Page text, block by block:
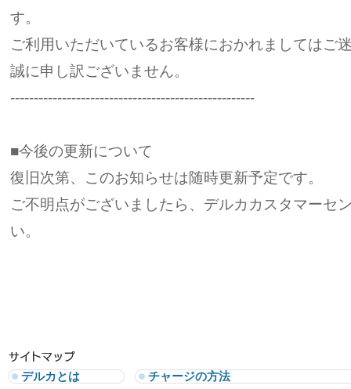
す。
ご利用いただいているお客様におかれましてはご
誠に申し訳ございません。
----------------------------------------------------
■今後の更新について
復旧次第、このお知らせは随時更新予定です。
ご不明点がございましたら、デルカカスタマーセ
い。
デルカとは
チャージの方法